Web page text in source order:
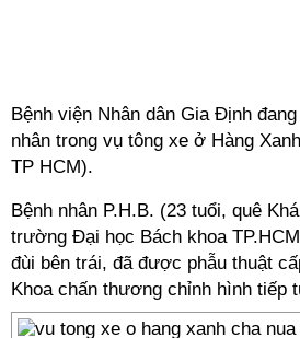
Bệnh viện Nhân dân Gia Định
nhân trong vụ tông xe ở Hàng
TP HCM).
Bệnh nhân P.H.B. (23 tuổi, quê
trường Đại học Bách khoa
đùi bên trái, đã được phẫu thuật
Khoa chấn thương chỉnh hình tiếp